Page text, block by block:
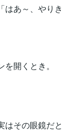
はあ～、やりき
開くとき。
はその眼鏡だと